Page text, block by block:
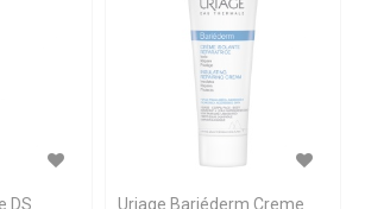
DS
Uriage Bariéderm Creme